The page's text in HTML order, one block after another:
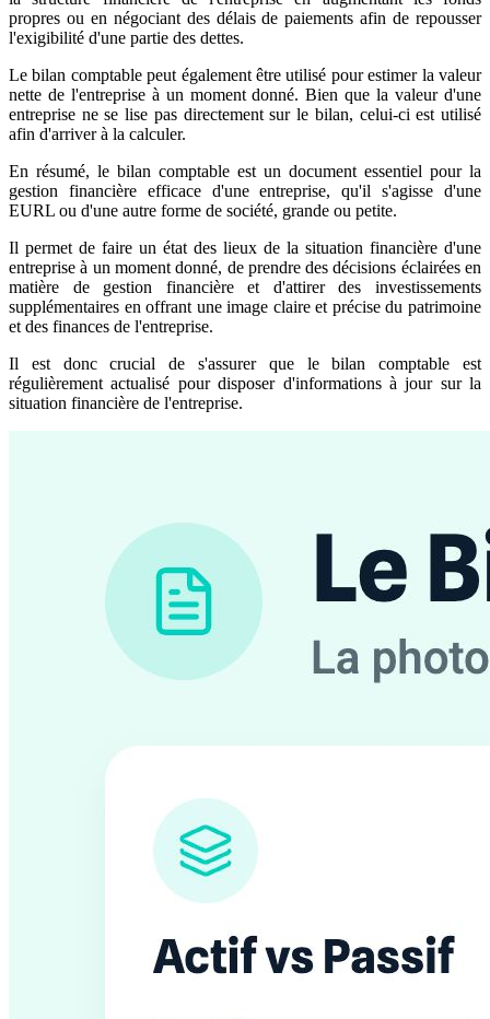
propres ou en négociant des délais de paiements afin de repousser
l'exigibilité d'une partie des dettes.
Le bilan comptable peut également être utilisé pour estimer la valeur
nette de l'entreprise à un moment donné. Bien que la valeur d'une
entreprise ne se lise pas directement sur le bilan, celui-ci est utilisé
afin d'arriver à la calculer.
En résumé, le bilan comptable est un document essentiel pour la
gestion financière efficace d'une entreprise, qu'il s'agisse d'une
EURL ou d'une autre forme de société, grande ou petite.
Il permet de faire un état des lieux de la situation financière d'une
entreprise à un moment donné, de prendre des décisions éclairées en
matière de gestion financière et d'attirer des investissements
supplémentaires en offrant une image claire et précise du patrimoine
et des finances de l'entreprise.
Il est donc crucial de s'assurer que le bilan comptable est
régulièrement actualisé pour disposer d'informations à jour sur la
situation financière de l'entreprise.